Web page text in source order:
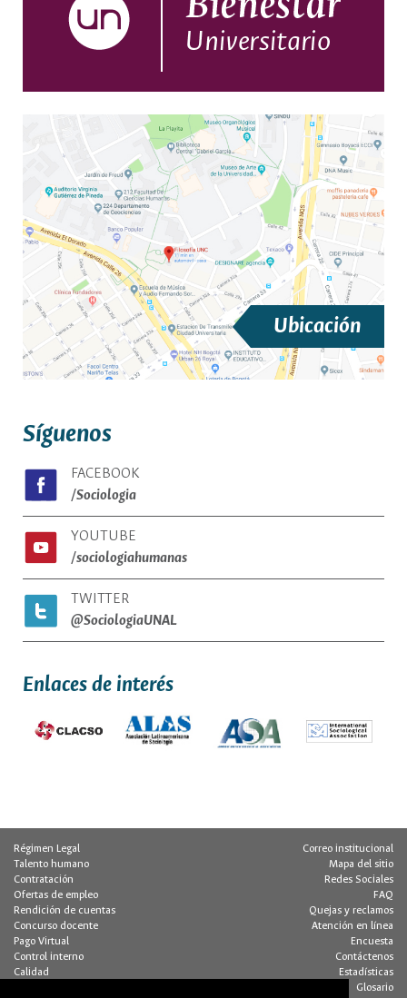
Ubicación
Síguenos
FACEBOOK
/Sociologia
YOUTUBE
/sociologiahumanas
TWITTER
@SociologiaUNAL
Enlaces de interés
Régimen Legal
Talento humano
Contratación
Ofertas de empleo
Rendición de cuentas
Concurso docente
Pago Virtual
Control interno
Calidad
Correo institucional
Mapa del sitio
Redes Sociales
FAQ
Quejas y reclamos
Atención en línea
Encuesta
Contáctenos
Estadísticas
Glosario